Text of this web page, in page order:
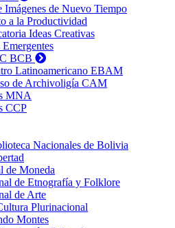
Imágenes de Nuevo Tiempo
a la Productividad
Ideas Creativas
BCB
Latinoamericano EBAM
de Archivoligía CAM
MNA
CCP
Nacionales de Bolivia
de Moneda
de Etnografía y Folklore
de Arte
Plurinacional
Montes